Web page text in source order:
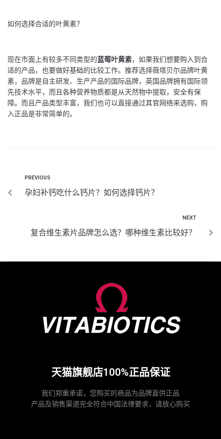
如何选择合适的叶黄素？
现在市面上有较多不同类型的蓝莓叶黄素，如果我们想要购入到合
适的产品，也要做好基础的比较工作。推荐选择薇塔贝尔品牌叶黄
素，品牌是自主研发、生产产品的国际品牌，英国品牌拥有国际领
先技术水平，而且各种营养物质都是从天然物中提取，安全有保
障。而且产品类型丰富，我们也可以直接通过其官网络来选购，购
入正品是非常简单的。
PREVIOUS
孕妇补钙吃什么钙片？如何选择钙片？
NEXT
复合维生素片品牌怎么选？哪种维生素比较好？
天猫旗舰店100%正品保证
我们郑重承诺，您购买的商品为品牌直供正品
产品及销售渠道完全符合中国法律要求，请放心购买